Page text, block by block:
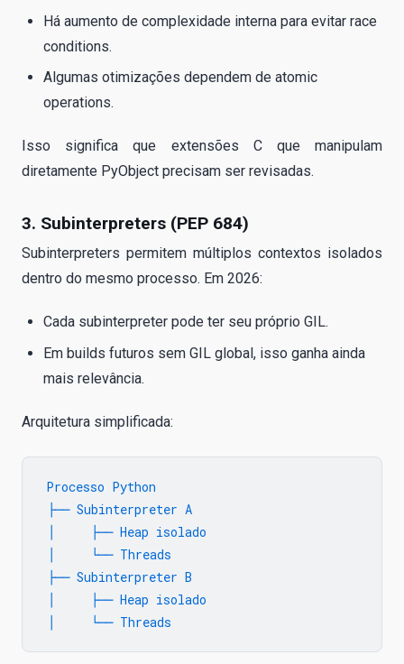
Há aumento de complexidade interna para evitar race
conditions.
Algumas otimizações dependem de atomic
operations.
Isso significa que extensões C que manipulam
diretamente PyObject precisam ser revisadas.
3. Subinterpreters (PEP 684)
Subinterpreters permitem múltiplos contextos isolados
dentro do mesmo processo. Em 2026:
Cada subinterpreter pode ter seu próprio GIL.
Em builds futuros sem GIL global, isso ganha ainda
mais relevância.
Arquitetura simplificada:
Processo Python
├── Subinterpreter A
│     ├── Heap isolado
│     └── Threads
├── Subinterpreter B
│     ├── Heap isolado